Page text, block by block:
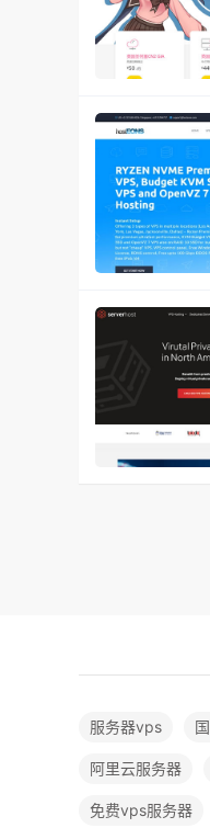
服务器vps
阿里云服务器
免费vps服务器